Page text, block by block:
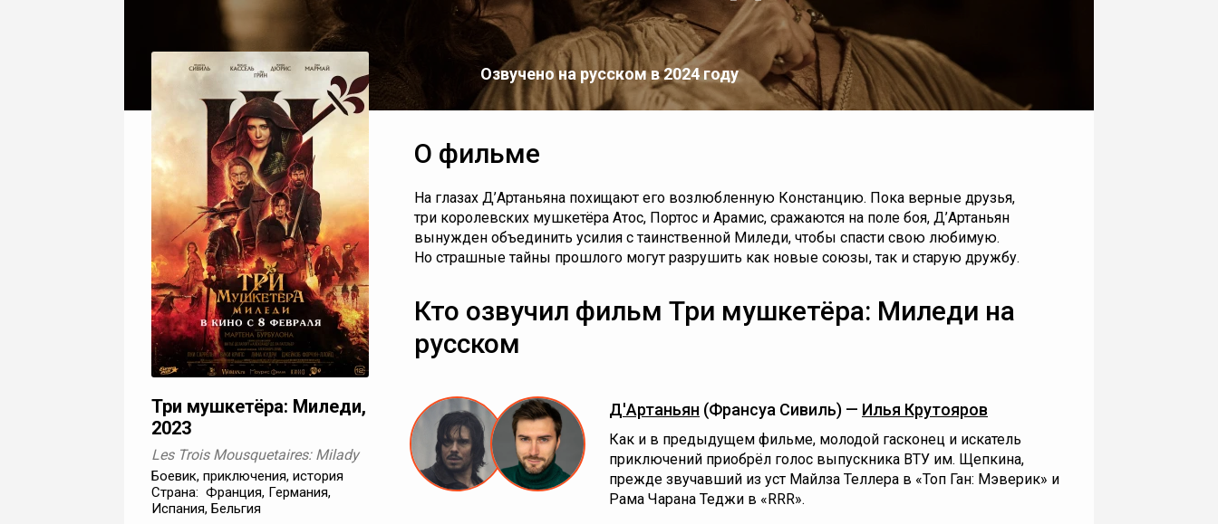
Озвучено на русском в 2024 году
Три мушкетёра: Миледи,
2023
Les Trois Mousquetaires: Milady
Боевик, приключения, история
Страна: Франция, Германия,
Испания, Бельгия
О фильме
На глазах Д’Артаньяна похищают его возлюбленную Констанцию. Пока верные друзья,
три королевских мушкетёра Атос, Портос и Арамис, сражаются на поле боя, Д’Артаньян
вынужден объединить усилия с таинственной Миледи, чтобы спасти свою любимую.
Но страшные тайны прошлого могут разрушить как новые союзы, так и старую дружбу.
Кто озвучил фильм Три мушкетёра: Миледи на
русском
Д'Артаньян (Франсуа Сивиль) — Илья Крутояров
Как и в предыдущем фильме, молодой гасконец и искатель
приключений приобрёл голос выпускника ВТУ им. Щепкина,
прежде звучавший из уст Майлза Теллера в «Топ Ган: Мэверик» и
Рама Чарана Теджи в «RRR».